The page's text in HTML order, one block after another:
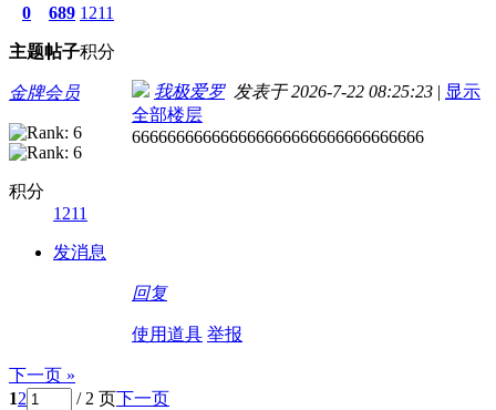
0
主题
689
帖子
1211
积分
金牌会员
积分
1211
发消息
我极爱罗发表于 2026-7-22 08:25:23 | 显示
全部楼层
666666666666666666666666666666666
回复
使用道具 举报
下一页 »
12 / 2 页下一页